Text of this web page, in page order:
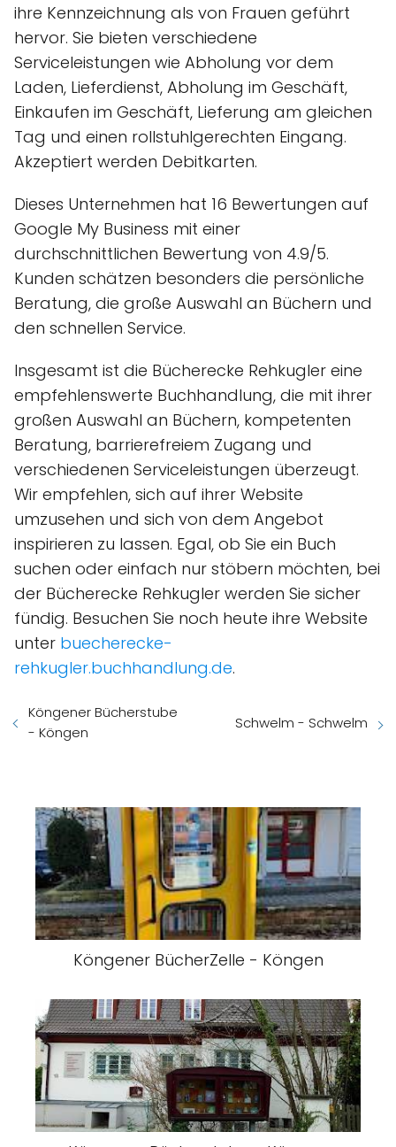
ihre Kennzeichnung als von Frauen geführt
hervor. Sie bieten verschiedene
Serviceleistungen wie Abholung vor dem
Laden, Lieferdienst, Abholung im Geschäft,
Einkaufen im Geschäft, Lieferung am gleichen
Tag und einen rollstuhlgerechten Eingang.
Akzeptiert werden Debitkarten.
Dieses Unternehmen hat 16 Bewertungen auf
Google My Business mit einer
durchschnittlichen Bewertung von 4.9/5.
Kunden schätzen besonders die persönliche
Beratung, die große Auswahl an Büchern und
den schnellen Service.
Insgesamt ist die Bücherecke Rehkugler eine
empfehlenswerte Buchhandlung, die mit ihrer
großen Auswahl an Büchern, kompetenten
Beratung, barrierefreiem Zugang und
verschiedenen Serviceleistungen überzeugt.
Wir empfehlen, sich auf ihrer Website
umzusehen und sich von dem Angebot
inspirieren zu lassen. Egal, ob Sie ein Buch
suchen oder einfach nur stöbern möchten, bei
der Bücherecke Rehkugler werden Sie sicher
fündig. Besuchen Sie noch heute ihre Website
unter buecherecke-
rehkugler.buchhandlung.de.
Köngener Bücherstube
- Köngen
Schwelm - Schwelm
Köngener BücherZelle - Köngen